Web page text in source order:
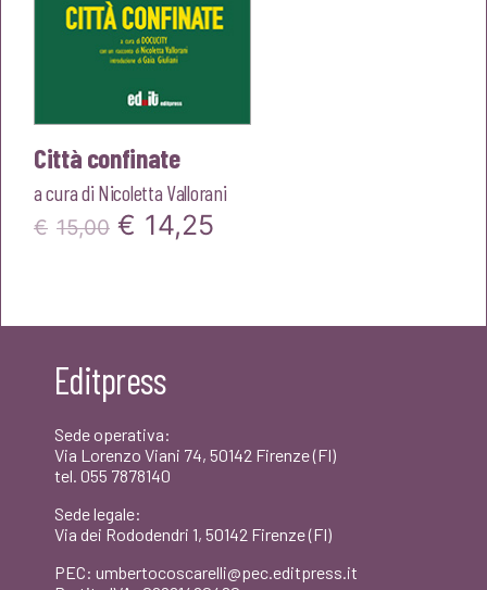
Città confinate
a cura di Nicoletta Vallorani
€ 15,00 Il
€15,00.
€ 14,25
Editpress
Sede operativa:
Via Lorenzo Viani 74, 50142 Firenze (FI)
tel. 055 7878140
Sede legale:
Via dei Rododendri 1, 50142 Firenze (FI)
PEC: umbertocoscarelli@pec.editpress.it